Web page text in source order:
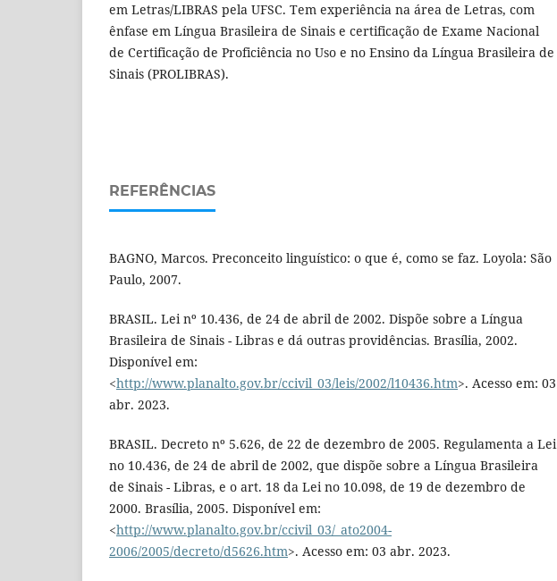
em Letras/LIBRAS pela UFSC. Tem experiência na área de Letras, com
ênfase em Língua Brasileira de Sinais e certificação de Exame Nacional
de Certificação de Proficiência no Uso e no Ensino da Língua Brasileira de
Sinais (PROLIBRAS).
REFERÊNCIAS
BAGNO, Marcos. Preconceito linguístico: o que é, como se faz. Loyola: São
Paulo, 2007.
BRASIL. Lei nº 10.436, de 24 de abril de 2002. Dispõe sobre a Língua
Brasileira de Sinais - Libras e dá outras providências. Brasília, 2002.
Disponível em:
<http://www.planalto.gov.br/ccivil_03/leis/2002/l10436.htm>. Acesso em: 03
abr. 2023.
BRASIL. Decreto nº 5.626, de 22 de dezembro de 2005. Regulamenta a Lei
no 10.436, de 24 de abril de 2002, que dispõe sobre a Língua Brasileira
de Sinais - Libras, e o art. 18 da Lei no 10.098, de 19 de dezembro de
2000. Brasília, 2005. Disponível em:
<http://www.planalto.gov.br/ccivil_03/_ato2004-
2006/2005/decreto/d5626.htm>. Acesso em: 03 abr. 2023.